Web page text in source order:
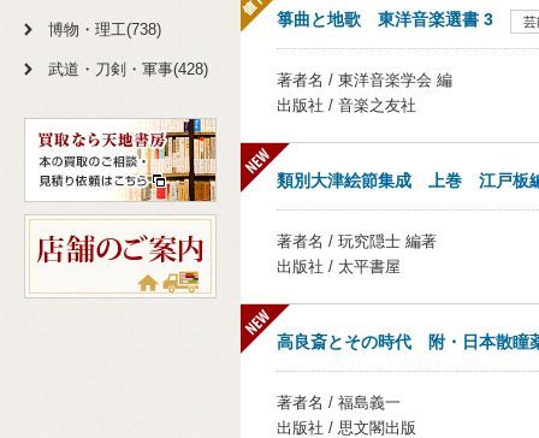
博物・理工(738)
武道・刀剣・軍事(428)
箏曲と地歌 東洋音楽選書 3 芸
著者名 / 東洋音楽学会 編
出版社 / 音楽之友社
類別大津絵節集成 上巻 江戸板
著者名 / 玩究隠士 編著
出版社 / 太平書屋
高良斎とその時代 附・日本散瞳
著者名 / 福島義一
出版社 / 思文閣出版